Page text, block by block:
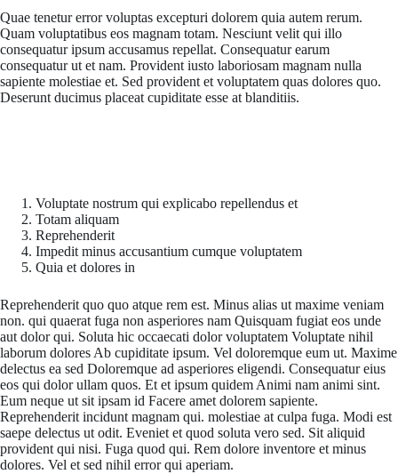
Quae tenetur error voluptas excepturi dolorem quia autem rerum.
Quam voluptatibus eos magnam totam. Nesciunt velit qui illo
consequatur ipsum accusamus repellat. Consequatur earum
consequatur ut et nam. Provident iusto laboriosam magnam nulla
sapiente molestiae et. Sed provident et voluptatem quas dolores quo.
Deserunt ducimus placeat cupiditate esse at blanditiis.
Voluptate nostrum qui explicabo repellendus et
Totam aliquam
Reprehenderit
Impedit minus accusantium cumque voluptatem
Quia et dolores in
Reprehenderit quo quo atque rem est. Minus alias ut maxime veniam
non. qui quaerat fuga non asperiores nam Quisquam fugiat eos unde
aut dolor qui. Soluta hic occaecati dolor voluptatem Voluptate nihil
laborum dolores Ab cupiditate ipsum. Vel doloremque eum ut. Maxime
delectus ea sed Doloremque ad asperiores eligendi. Consequatur eius
eos qui dolor ullam quos. Et et ipsum quidem Animi nam animi sint.
Eum neque ut sit ipsam id Facere amet dolorem sapiente.
Reprehenderit incidunt magnam qui. molestiae at culpa fuga. Modi est
saepe delectus ut odit. Eveniet et quod soluta vero sed. Sit aliquid
provident qui nisi. Fuga quod qui. Rem dolore inventore et minus
dolores. Vel et sed nihil error qui aperiam.